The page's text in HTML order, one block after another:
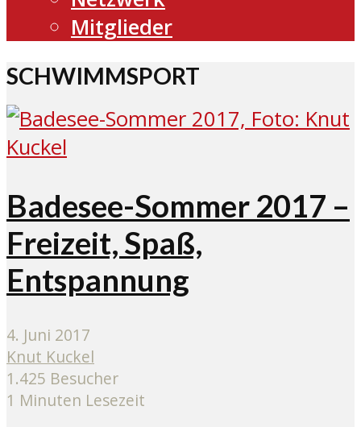
Mitglieder
SCHWIMMSPORT
Badesee-Sommer 2017 –
Freizeit, Spaß,
Entspannung
4. Juni 2017
Knut Kuckel
1.425 Besucher
1 Minuten Lesezeit